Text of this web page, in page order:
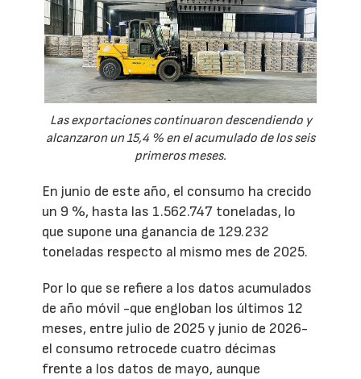
Las exportaciones continuaron descendiendo y
alcanzaron un 15,4 % en el acumulado de los seis
primeros meses.
En junio de este año, el consumo ha crecido
un 9 %, hasta las 1.562.747 toneladas, lo
que supone una ganancia de 129.232
toneladas respecto al mismo mes de 2025.
Por lo que se refiere a los datos acumulados
de año móvil -que engloban los últimos 12
meses, entre julio de 2025 y junio de 2026-
el consumo retrocede cuatro décimas
frente a los datos de mayo, aunque